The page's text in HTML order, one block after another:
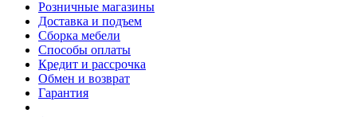
Розничные магазины
Доставка и подъем
Сборка мебели
Способы оплаты
Кредит и рассрочка
Обмен и возврат
Гарантия